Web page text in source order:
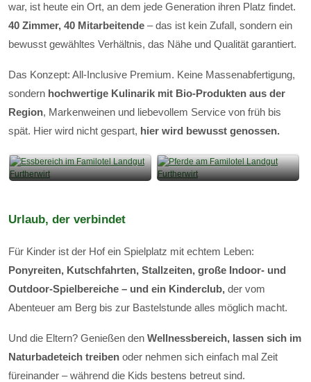
war, ist heute ein Ort, an dem jede Generation ihren Platz findet.
40 Zimmer, 40 Mitarbeitende – das ist kein Zufall, sondern ein
bewusst gewähltes Verhältnis, das Nähe und Qualität garantiert.
Das Konzept: All-Inclusive Premium. Keine Massenabfertigung,
sondern hochwertige Kulinarik mit Bio-Produkten aus der
Region, Markenweinen und liebevollem Service von früh bis
spät. Hier wird nicht gespart, hier wird bewusst genossen.
Urlaub, der verbindet
Für Kinder ist der Hof ein Spielplatz mit echtem Leben:
Ponyreiten, Kutschfahrten, Stallzeiten, große Indoor- und
Outdoor-Spielbereiche – und ein Kinderclub, der vom
Abenteuer am Berg bis zur Bastelstunde alles möglich macht.
Und die Eltern? Genießen den Wellnessbereich, lassen sich im
Naturbadeteich treiben oder nehmen sich einfach mal Zeit
füreinander – während die Kids bestens betreut sind.